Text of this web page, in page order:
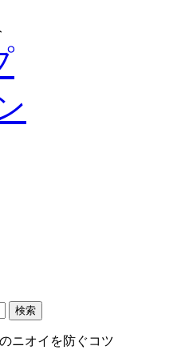
ニオイを防ぐコツ